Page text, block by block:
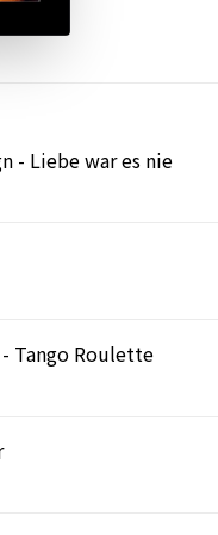
- Liebe war es nie
Tango Roulette